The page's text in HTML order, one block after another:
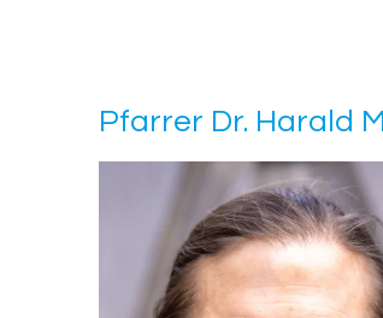
Pfar­rer Dr. Ha­rald